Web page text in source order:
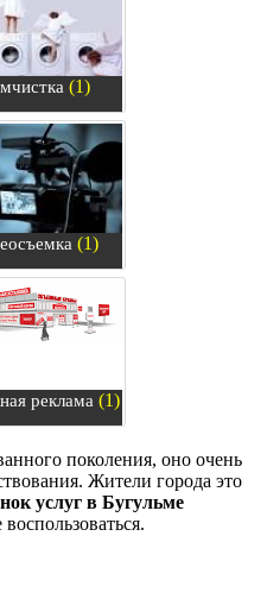
(1)
(1)
реклама (1)
поколения, оно очень
Жители города это
услуг в Бугульме